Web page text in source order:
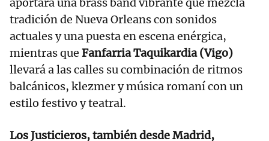
aportará una brass band vibrante que mezcla
tradición de Nueva Orleans con sonidos
actuales y una puesta en escena enérgica,
mientras que Fanfarria Taquikardia (Vigo)
llevará a las calles su combinación de ritmos
balcánicos, klezmer y música romaní con un
estilo festivo y teatral.
Los Justicieros, también desde Madrid,